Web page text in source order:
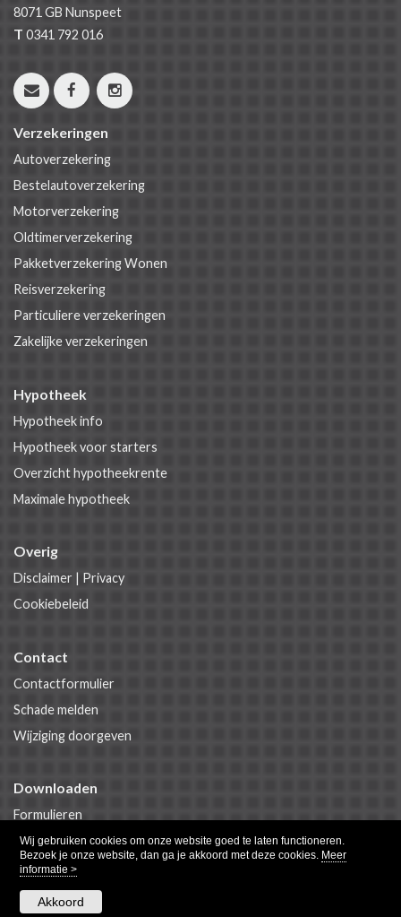
Wij gebruiken cookies om onze website goed te laten functioneren.
Bezoek je onze website, dan ga je akkoord met deze cookies. Meer
informatie >
Akkoord
8071 GB Nunspeet
T 0341 792 016
Verzekeringen
Autoverzekering
Bestelautoverzekering
Motorverzekering
Oldtimerverzekering
Pakketverzekering Wonen
Reisverzekering
Particuliere verzekeringen
Zakelijke verzekeringen
Hypotheek
Hypotheek info
Hypotheek voor starters
Overzicht hypotheekrente
Maximale hypotheek
Overig
Disclaimer | Privacy
Cookiebeleid
Contact
Contactformulier
Schade melden
Wijziging doorgeven
Downloaden
Formulieren
Polisvoorwaarden